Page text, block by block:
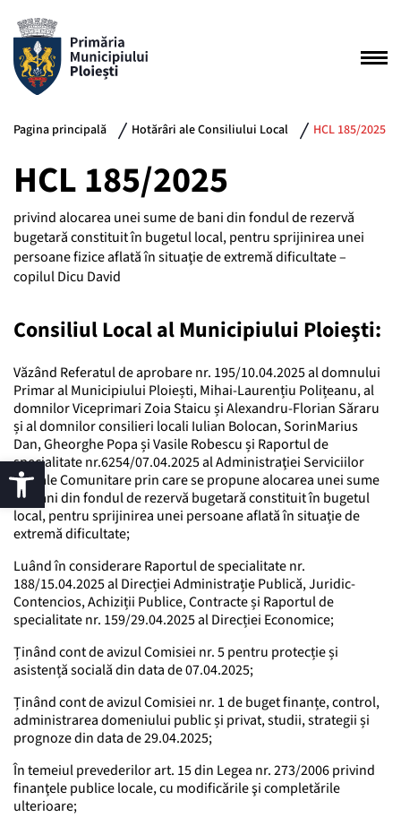
Pagina principală Hotărâri ale Consiliului Local HCL 185/2025
HCL 185/2025
privind alocarea unei sume de bani din fondul de rezervă
bugetară constituit în bugetul local, pentru sprijinirea unei
persoane fizice aflată în situaţie de extremă dificultate –
copilul Dicu David
Consiliul Local al Municipiului Ploieşti:
Văzând Referatul de aprobare nr. 195/10.04.2025 al domnului
Primar al Municipiului Ploiești, Mihai-Laurențiu Polițeanu, al
domnilor Viceprimari Zoia Staicu și Alexandru-Florian Săraru
și al domnilor consilieri locali Iulian Bolocan, SorinMarius
Dan, Gheorghe Popa și Vasile Robescu și Raportul de
specialitate nr.6254/07.04.2025 al Administraţiei Serviciilor
Sociale Comunitare prin care se propune alocarea unei sume
de bani din fondul de rezervă bugetară constituit în bugetul
local, pentru sprijinirea unei persoane aflată în situaţie de
extremă dificultate;
Luând în considerare Raportul de specialitate nr.
188/15.04.2025 al Direcției Administrație Publică, Juridic-
Contencios, Achiziții Publice, Contracte și Raportul de
specialitate nr. 159/29.04.2025 al Direcției Economice;
Ținând cont de avizul Comisiei nr. 5 pentru protecție și
asistență socială din data de 07.04.2025;
Ținând cont de avizul Comisiei nr. 1 de buget finanțe, control,
administrarea domeniului public și privat, studii, strategii și
prognoze din data de 29.04.2025;
În temeiul prevederilor art. 15 din Legea nr. 273/2006 privind
finanţele publice locale, cu modificările şi completările
ulterioare;